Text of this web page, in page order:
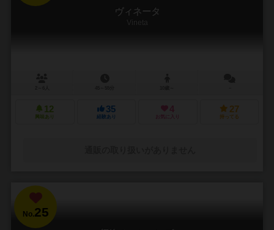
ヴィネータ
Vineta
12
興味あり
35
経験あり
4
お気に入り
27
持ってる
No.25